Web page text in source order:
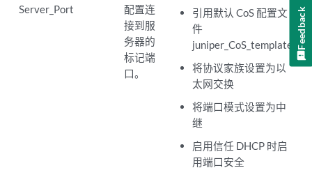
Server_Port
配置连
接到服
务器的
标记端
口。
引用默认 CoS 配置文
件
juniper_CoS_template
将协议家族设置为以
太网交换
将端口模式设置为中
继
启用信任 DHCP 时启
用端口安全
Feedback